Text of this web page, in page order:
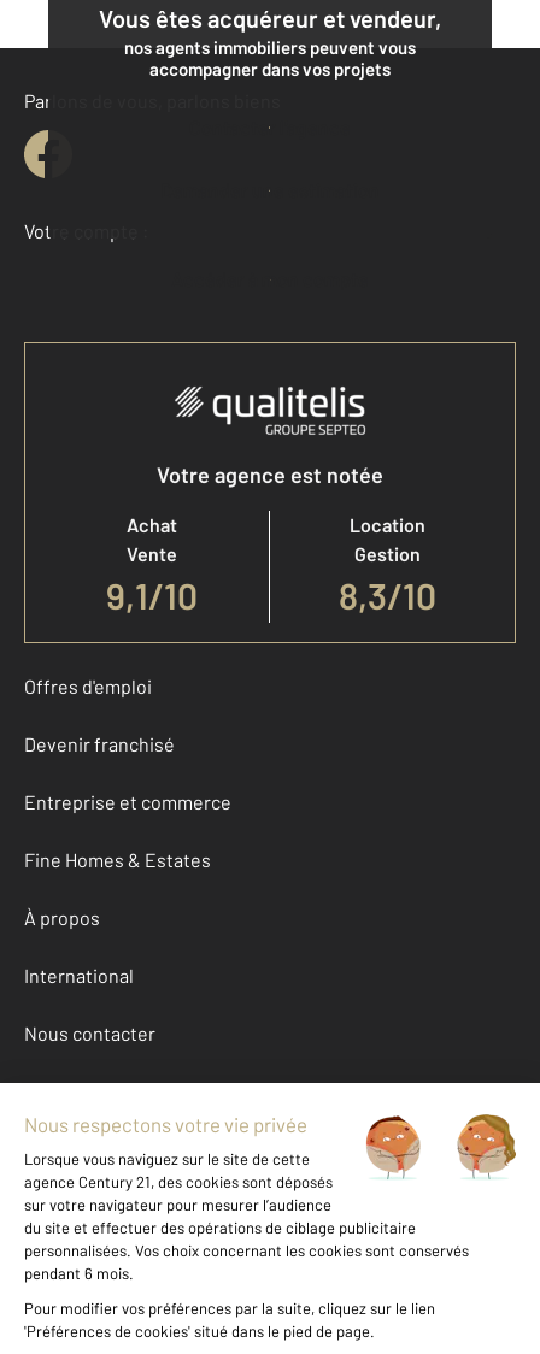
Vous êtes acquéreur et vendeur,
nos agents immobiliers peuvent vous
accompagner dans vos projets
Contacter l'agence
Demander une estimation
Parlons de vous, parlons biens
Votre compte :
Accéder à mon compte
Votre agence est notée
Achat
Vente
9,1/10
Location
Gestion
8,3/10
Offres d'emploi
Devenir franchisé
Entreprise et commerce
Fine Homes & Estates
À propos
International
Nous contacter
Mentions légales & CGU et Barèmes d'honoraires
Données personnelles
Gestionnaire des cookies
Achat maison autour de BARAQUEVILLE (12160)